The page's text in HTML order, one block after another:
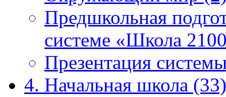
Предшкольная
системе «Школа
Презентация
4. Начальная школа (33)